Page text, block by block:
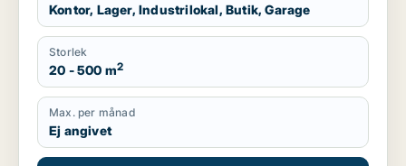
Kontor, Lager, Industrilokal, Butik, Garage
Storlek
20 - 500 m2
Max. per månad
Ej angivet